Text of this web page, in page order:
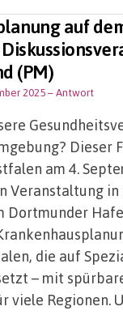
auf
(PM)
2025– Antwort
Dieser
am 4.
Veranstaltung in
Dortmunder
die auf
– mit
viele Regionen.